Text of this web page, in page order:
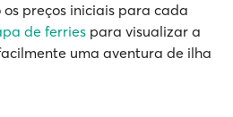
preços iniciais para cada
de ferries para visualizar a
uma aventura de ilha